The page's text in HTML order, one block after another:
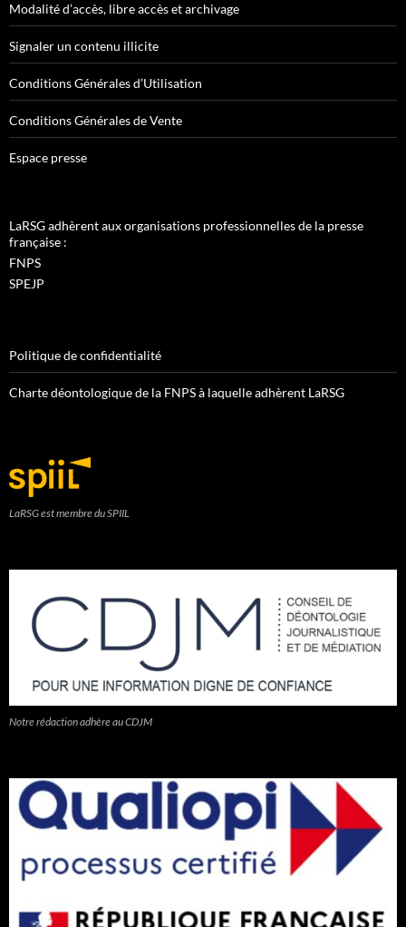
Modalité d’accès, libre accès et archivage
Signaler un contenu illicite
Conditions Générales d’Utilisation
Conditions Générales de Vente
Espace presse
LaRSG adhèrent aux organisations professionnelles de la presse
française :
FNPS
SPEJP
Politique de confidentialité
Charte déontologique de la FNPS à laquelle adhèrent LaRSG
LaRSG est membre du SPIIL
Notre rédaction adhère au CDJM